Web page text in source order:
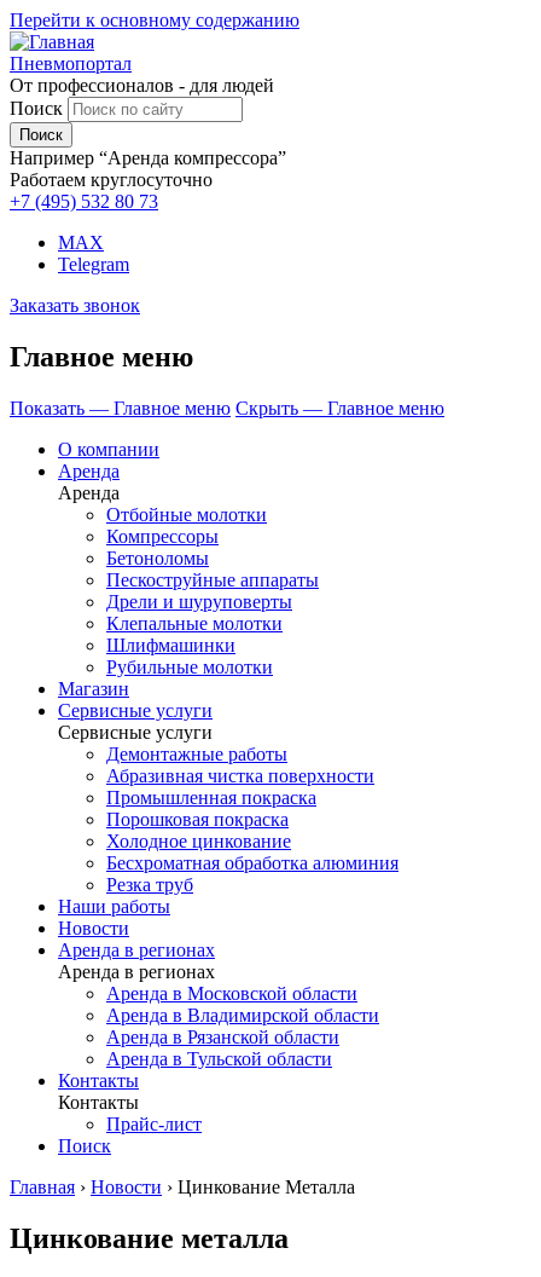
Перейти к основному содержанию
Пневмопортал
От профессионалов - для людей
Поиск
Например “Аренда компрессора”
Работаем круглосуточно
+7 (495) 532 80 73
MAX
Telegram
Заказать звонок
Главное меню
Показать — Главное меню Скрыть — Главное меню
О компании
Аренда
Аренда
Отбойные молотки
Компрессоры
Бетоноломы
Пескоструйные аппараты
Дрели и шуруповерты
Клепальные молотки
Шлифмашинки
Рубильные молотки
Магазин
Сервисные услуги
Сервисные услуги
Демонтажные работы
Абразивная чистка поверхности
Промышленная покраска
Порошковая покраска
Холодное цинкование
Бесхроматная обработка алюминия
Резка труб
Наши работы
Новости
Аренда в регионах
Аренда в регионах
Аренда в Московской области
Аренда в Владимирской области
Аренда в Рязанской области
Аренда в Тульской области
Контакты
Контакты
Прайс-лист
Поиск
Главная › Новости › Цинкование Металла
Цинкование металла